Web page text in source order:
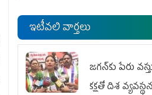
ఇటీవలి వార్తలు
జగన్‌కు పేరు
కక్షతో దిశ